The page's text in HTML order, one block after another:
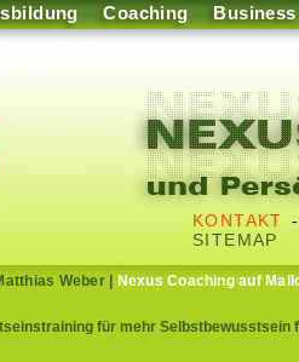
Coaching Business
KONTAKT
SITEMAP
Weber| Nexus Coaching auf
für mehr Selbstbewusstsein